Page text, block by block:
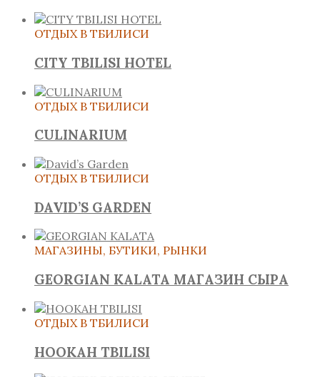
ОТДЫХ В ТБИЛИСИ
CITY TBILISI HOTEL
ОТДЫХ В ТБИЛИСИ
CULINARIUM
ОТДЫХ В ТБИЛИСИ
DAVID’S GARDEN
МАГАЗИНЫ, БУТИКИ, РЫНКИ
GEORGIAN KALATA МАГАЗИН СЫРА
ОТДЫХ В ТБИЛИСИ
HOOKAH TBILISI